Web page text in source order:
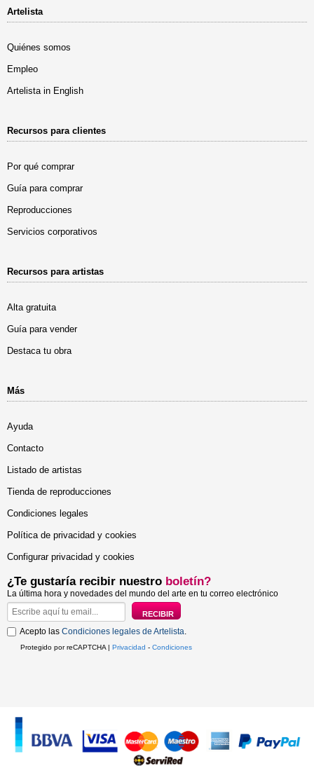
Artelista
Quiénes somos
Empleo
Artelista in English
Recursos para clientes
Por qué comprar
Guía para comprar
Reproducciones
Servicios corporativos
Recursos para artistas
Alta gratuita
Guía para vender
Destaca tu obra
Más
Ayuda
Contacto
Listado de artistas
Tienda de reproducciones
Condiciones legales
Política de privacidad y cookies
Configurar privacidad y cookies
¿Te gustaría recibir nuestro boletín?
La última hora y novedades del mundo del arte en tu correo electrónico
Acepto las Condiciones legales de Artelista.
Protegido por reCAPTCHA | Privacidad - Condiciones